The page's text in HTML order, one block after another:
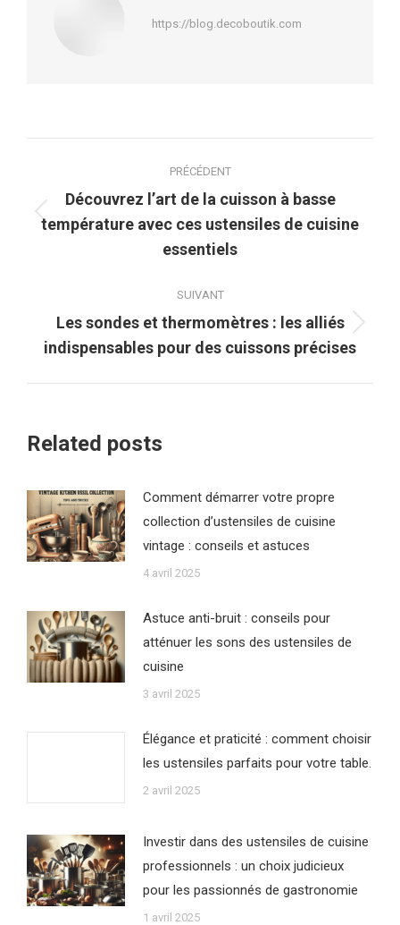
https://blog.decoboutik.com
article
PRÉCÉDENT
Article
précédent
Découvrez l’art de la cuisson à basse
température avec ces ustensiles de cuisine
essentiels
SUIVANT
Article
suivant
:
Les sondes et thermomètres : les alliés
indispensables pour des cuissons précises
Related posts
Comment démarrer votre propre
collection d’ustensiles de cuisine
vintage : conseils et astuces
4 avril 2025
Astuce anti-bruit : conseils pour
atténuer les sons des ustensiles de
cuisine
3 avril 2025
Élégance et praticité : comment choisir
les ustensiles parfaits pour votre table.
2 avril 2025
Investir dans des ustensiles de cuisine
professionnels : un choix judicieux
pour les passionnés de gastronomie
1 avril 2025